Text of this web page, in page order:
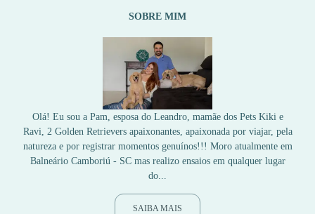
SOBRE MIM
Olá! Eu sou a Pam, esposa do Leandro, mamãe dos Pets Kiki e
Ravi, 2 Golden Retrievers apaixonantes, apaixonada por viajar, pela
natureza e por registrar momentos genuínos!!! Moro atualmente em
Balneário Camboriú - SC mas realizo ensaios em qualquer lugar
do...
SAIBA MAIS